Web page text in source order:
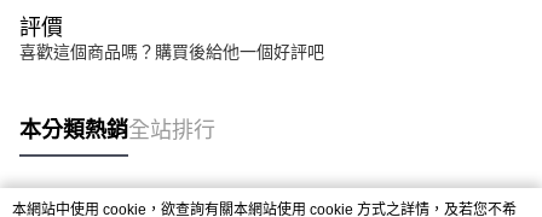
評價
喜歡這個商品嗎？購買後給他一個好評吧
本分類熱銷全站排行
本網站中使用 cookie，欲查詢有關本網站使用 cookie 方式之詳情，及若您不希